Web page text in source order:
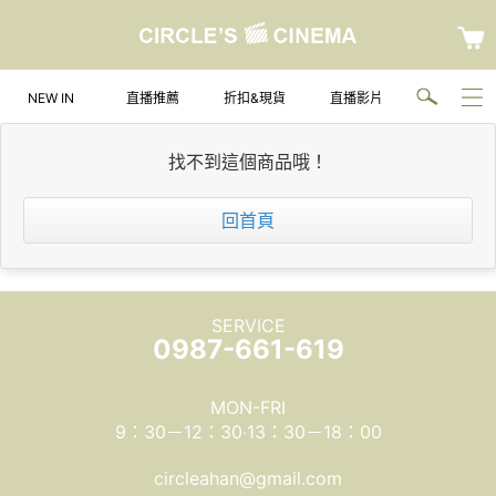
NEW IN 直播推薦 折扣&現貨 直播影片
找不到這個商品哦！
回首頁
SERVICE
0987-661-619
MON-FRI
9：30－12：30‧13：30－18：00
circleahan@gmail.com